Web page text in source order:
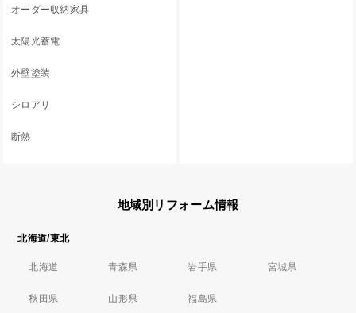
オーダー収納家具
太陽光蓄電
外壁塗装
シロアリ
断熱
地域別リフォーム情報
北海道/東北
北海道 青森県 岩手県 宮城県
秋田県 山形県 福島県